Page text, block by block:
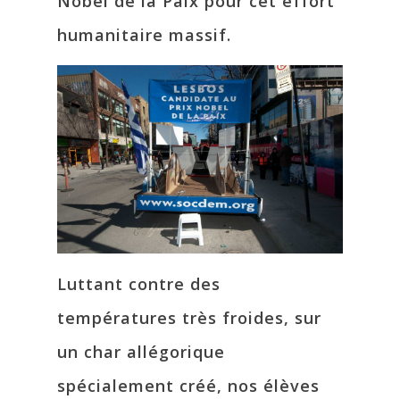
humanitaire massif.
Luttant contre des
températures très froides, sur
un char allégorique
spécialement créé, nos élèves